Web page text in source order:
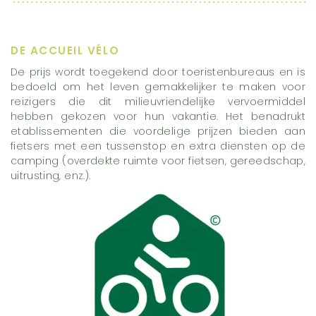
DE ACCUEIL VÉLO
De prijs wordt toegekend door toeristenbureaus en is
bedoeld om het leven gemakkelijker te maken voor
reizigers die dit milieuvriendelijke vervoermiddel
hebben gekozen voor hun vakantie. Het benadrukt
etablissementen die voordelige prijzen bieden aan
fietsers met een tussenstop en extra diensten op de
camping (overdekte ruimte voor fietsen, gereedschap,
uitrusting, enz.).